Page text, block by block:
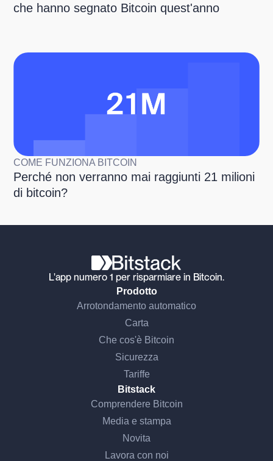
che hanno segnato Bitcoin quest'anno
COME FUNZIONA BITCOIN
Perché non verranno mai raggiunti 21 milioni
di bitcoin?
L'app numero 1 per risparmiare in Bitcoin.
Prodotto
Arrotondamento automatico
Carta
Che cos'è Bitcoin
Sicurezza
Tariffe
Bitstack
Comprendere Bitcoin
Media e stampa
Novita
Lavora con noi